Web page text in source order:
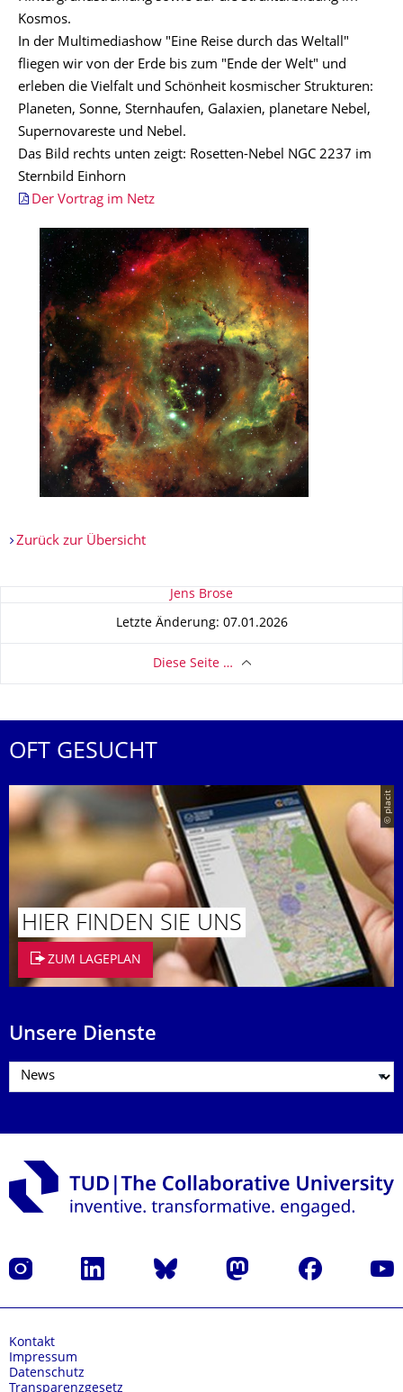
Kosmos.
In der Multimediashow "Eine Reise durch das Weltall"
fliegen wir von der Erde bis zum "Ende der Welt" und
erleben die Vielfalt und Schönheit kosmischer Strukturen:
Planeten, Sonne, Sternhaufen, Galaxien, planetare Nebel,
Supernovareste und Nebel.
Das Bild rechts unten zeigt: Rosetten-Nebel NGC 2237 im
Sternbild Einhorn
Der Vortrag im Netz
Zurück zur Übersicht
Zu dieser Seite Jens Brose
Letzte Änderung: 07.01.2026
Diese Seite …
OFT GESUCHT
© placit
HIER FINDEN SIE UNS
ZUM LAGEPLAN
Unsere Dienste
Instagram LinkedIn Bluesky Mastodon Facebook
Kontakt
Impressum
Datenschutz
Transparenzgesetz